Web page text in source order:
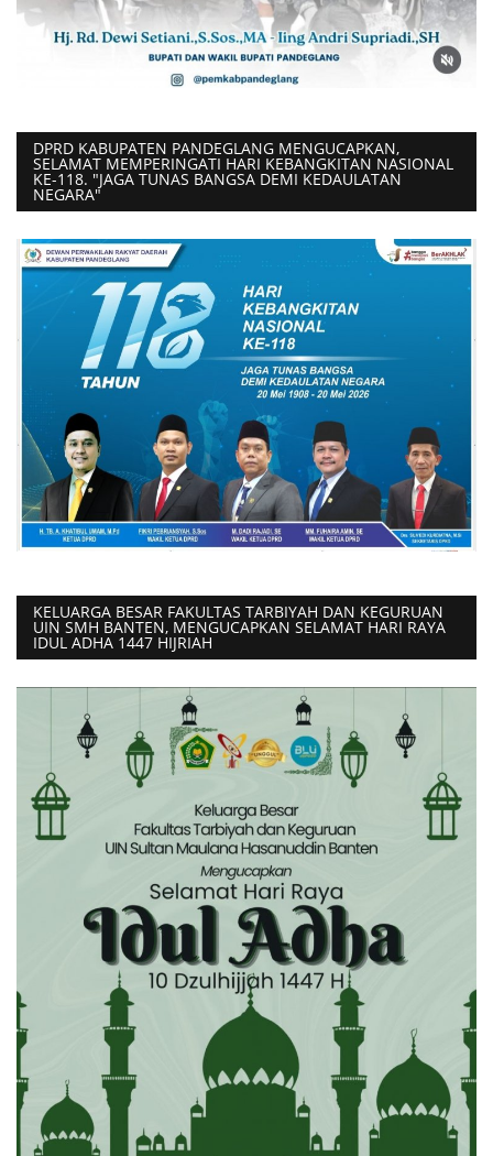
DPRD KABUPATEN PANDEGLANG MENGUCAPKAN,
SELAMAT MEMPERINGATI HARI KEBANGKITAN NASIONAL
KE-118. "JAGA TUNAS BANGSA DEMI KEDAULATAN
NEGARA"
KELUARGA BESAR FAKULTAS TARBIYAH DAN KEGURUAN
UIN SMH BANTEN, MENGUCAPKAN SELAMAT HARI RAYA
IDUL ADHA 1447 HIJRIAH